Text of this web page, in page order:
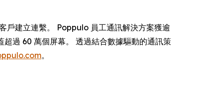
戶建立連繫。 Poppulo 員工通訊解決方案獲逾
過 60 萬個屏幕。 透過結合數據驅動的通訊策
。